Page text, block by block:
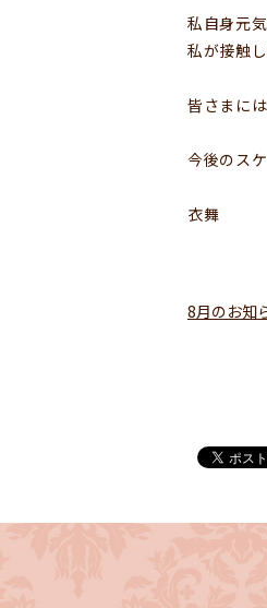
私自身元
私が接触
皆さまに
今後のス
衣舞
8月のお知